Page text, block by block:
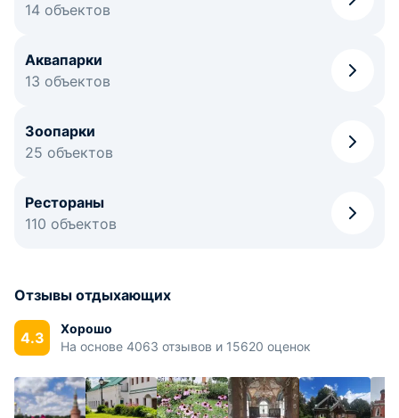
14 объектов
Аквапарки
13 объектов
Зоопарки
25 объектов
Рестораны
110 объектов
Отзывы отдыхающих
4.3
Хорошо
На основе 4063 отзывов и 15620 оценок